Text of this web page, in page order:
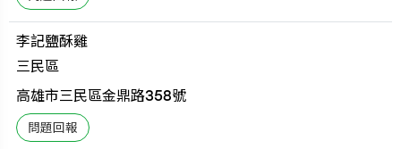
李記鹽酥雞
三民區
高雄市三民區金鼎路358號